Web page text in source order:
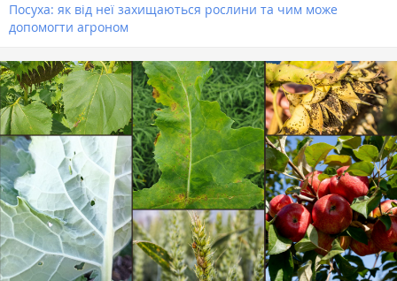
Посуха: як від неї захищаються рослини та чим може
допомогти агроном